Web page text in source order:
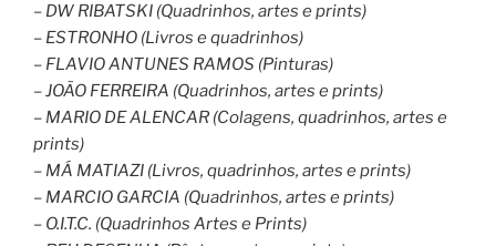
– DW RIBATSKI (Quadrinhos, artes e prints)
– ESTRONHO (Livros e quadrinhos)
– FLAVIO ANTUNES RAMOS (Pinturas)
– JOÃO FERREIRA (Quadrinhos, artes e prints)
– MARIO DE ALENCAR (Colagens, quadrinhos, artes e
prints)
– MÁ MATIAZI (Livros, quadrinhos, artes e prints)
– MARCIO GARCIA (Quadrinhos, artes e prints)
– O.I.T.C. (Quadrinhos Artes e Prints)